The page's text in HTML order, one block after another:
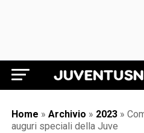
Home » Archivio » 2023 »
auguri speciali della Juve